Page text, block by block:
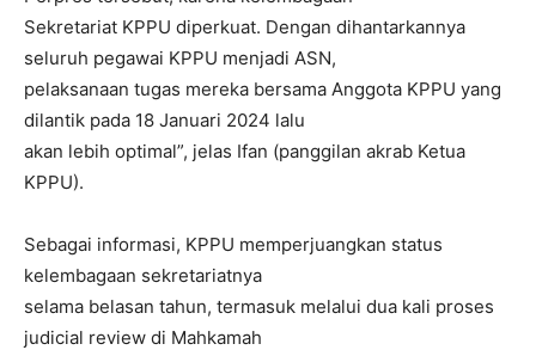
Sekretariat KPPU diperkuat. Dengan dihantarkannya
seluruh pegawai KPPU menjadi ASN,
pelaksanaan tugas mereka bersama Anggota KPPU yang
dilantik pada 18 Januari 2024 lalu
akan lebih optimal”, jelas Ifan (panggilan akrab Ketua
KPPU).
Sebagai informasi, KPPU memperjuangkan status
kelembagaan sekretariatnya
selama belasan tahun, termasuk melalui dua kali proses
judicial review di Mahkamah